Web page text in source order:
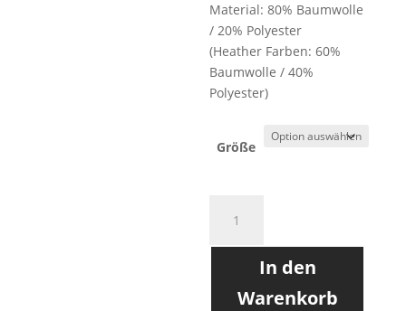
Material: 80% Baumwolle
/ 20% Polyester
(Heather Farben: 60%
Baumwolle / 40%
Polyester)
Größe
ZIPHOODIE
BURGUNDY
In den
Warenkorb